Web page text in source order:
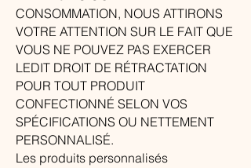
CONSOMMATION, NOUS ATTIRONS
VOTRE ATTENTION SUR LE FAIT QUE
VOUS NE POUVEZ PAS EXERCER
LEDIT DROIT DE RÉTRACTATION
POUR TOUT PRODUIT
CONFECTIONNÉ SELON VOS
SPÉCIFICATIONS OU NETTEMENT
PERSONNALISÉ.
Les produits personnalisés